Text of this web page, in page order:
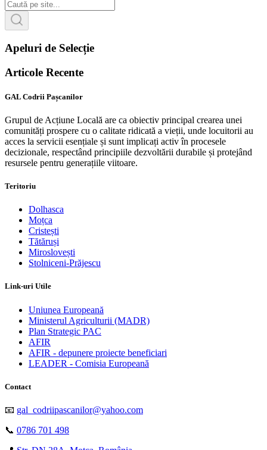
Apeluri de Selecție
Articole Recente
GAL Codrii Pașcanilor
Grupul de Acțiune Locală are ca obiectiv principal crearea unei
comunități prospere cu o calitate ridicată a vieții, unde locuitorii au
acces la servicii esențiale și sunt implicați activ în procesele
decizionale, respectând principiile dezvoltării durabile și protejând
resursele pentru generațiile viitoare.
Teritoriu
Dolhasca
Moțca
Cristești
Tătăruși
Miroslovești
Stolniceni-Prăjescu
Link-uri Utile
Uniunea Europeană
Ministerul Agriculturii (MADR)
Plan Strategic PAC
AFIR
AFIR - depunere proiecte beneficiari
LEADER - Comisia Europeană
Contact
📧 gal_codriipascanilor@yahoo.com
📞 0786 701 498